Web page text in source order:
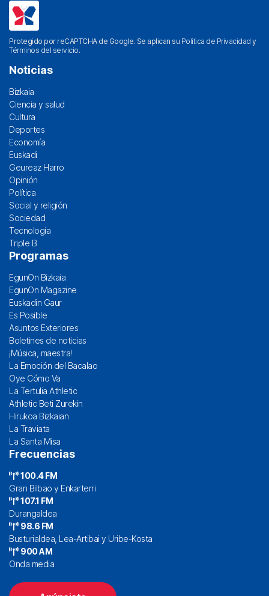
Protegido por reCAPTCHA de Google. Se aplican su Política de Privacidad y
Términos del servicio.
Noticias
Bizkaia
Ciencia y salud
Cultura
Deportes
Economía
Euskadi
Geureaz Harro
Opinión
Política
Social y religión
Sociedad
Tecnología
Triple B
Programas
EgunOn Bizkaia
EgunOn Magazine
Euskadin Gaur
Es Posible
Asuntos Exteriores
Boletines de noticias
¡Música, maestra!
La Emoción del Bacalao
Oye Cómo Va
La Tertulia Athletic
Athletic Beti Zurekin
Hirukoa Bizkaian
La Traviata
La Santa Misa
Frecuencias
100.4 FM
Gran Bilbao y Enkarterri
107.1 FM
Durangaldea
98.6 FM
Busturialdea, Lea-Artibai y Uribe-Kosta
900 AM
Onda media